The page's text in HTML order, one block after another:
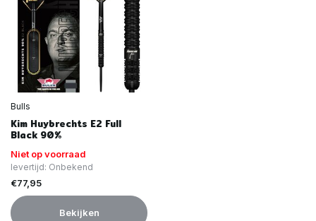
Bulls
Kim Huybrechts E2 Full
Black 90%
Niet op voorraad
levertijd: Onbekend
€77,95
Bekijken